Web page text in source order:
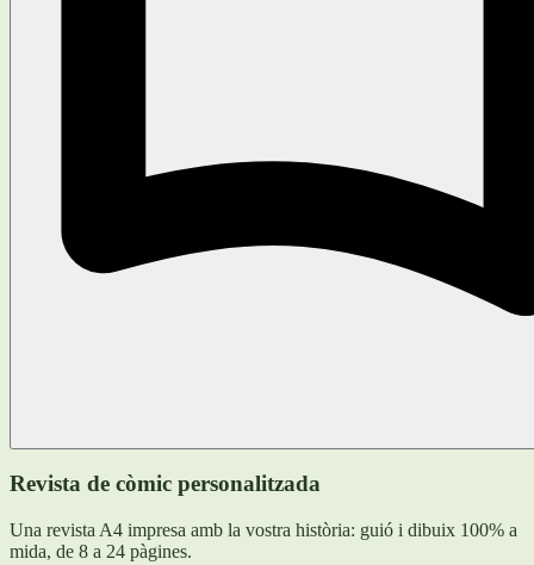
Revista de còmic personalitzada
Una revista A4 impresa amb la vostra història: guió i dibuix 100% a
mida, de 8 a 24 pàgines.